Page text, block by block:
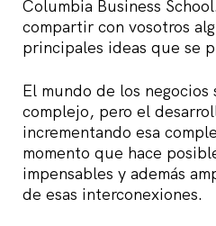
Columbia Business
compartir con vosotros
principales ideas que se
El mundo de los negocios
complejo, pero el
incrementando esa
momento que hace
impensables y además
de esas interconexiones.